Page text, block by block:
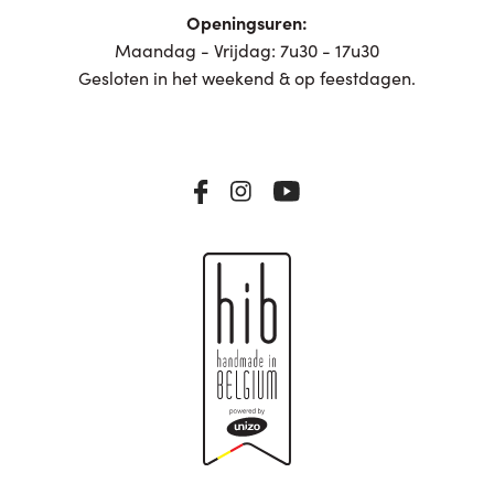
Openingsuren:
Maandag - Vrijdag: 7u30 - 17u30
Gesloten in het weekend & op feestdagen.